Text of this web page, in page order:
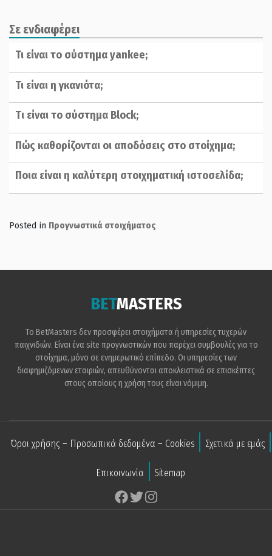
Σε ενδιαφέρει
Τι είναι το σύστημα yankee;
Τι είναι η γκανιότα;
Tι είναι το σύστημα Block;
Πώς καθορίζονται οι αποδόσεις στο στοίχημα;
Ποια είναι η καλύτερη στοιχηματική ιστοσελίδα;
Posted in Προγνωστικά στοιχήματος
BETMASTERS
Το BetMasters δεν προσφέρει στοιχήματα ή υπηρεσίες τυχερών
παιχνιδιών. Είναι ένα site προγνωστικών που παρέχει συμβουλές για το
στοίχημα, μόνο σε ενημερωτικό επίπεδο. Οι υπηρεσίες των
διαφημιζόμενων εταιριών, απευθύνονται αποκλειστικά σε επισκέπτες
στους οποίους η χρήση τους είναι νόμιμη.
Όροι χρήσης – Προσωπικά δεδομένα – Cookies Σχετικά με εμάς
Επικοινωνία Sitemap